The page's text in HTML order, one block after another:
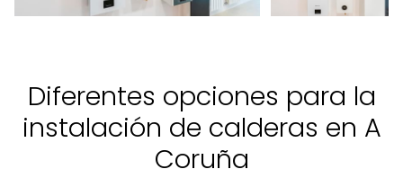
Diferentes opciones para la
instalación de calderas en A
Coruña